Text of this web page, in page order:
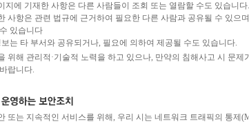
지에 기재한 사항은 다른 사람들이 조회 또는 열람할 수도 있습니다.
사항은 관련 법규에 근거하여 필요한 다른 사람과 공유될 수 있으
있습니다
는 타 부서와 공유되거나, 필요에 의하여 제공될 수도 있습니다.
위해 관리적·기술적 노력을 하고 있으나, 만약의 침해사고 시 문제
랍니다.
또는 지속적인 서비스를 위해, 우리 시는 네트워크 트래픽의 통제